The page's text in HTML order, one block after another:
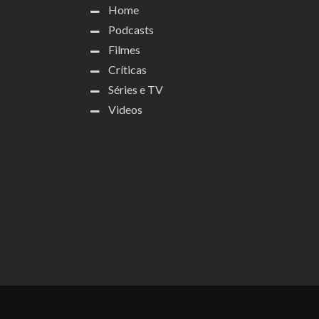
Home
Podcasts
Filmes
Críticas
Séries e TV
Videos